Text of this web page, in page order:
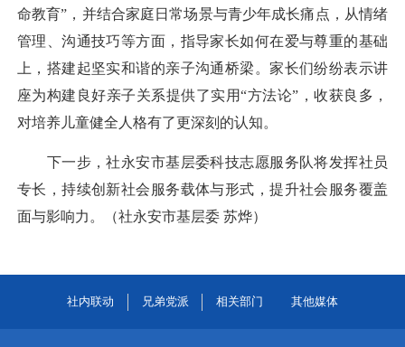
命教育”，并结合家庭日常场景与青少年成长痛点，从情绪
管理、沟通技巧等方面，指导家长如何在爱与尊重的基础
上，搭建起坚实和谐的亲子沟通桥梁。家长们纷纷表示讲
座为构建良好亲子关系提供了实用“方法论”，收获良多，
对培养儿童健全人格有了更深刻的认知。
下一步，社永安市基层委科技志愿服务队将发挥社员
专长，持续创新社会服务载体与形式，提升社会服务覆盖
面与影响力。（社永安市基层委 苏烨）
社内联动 兄弟党派 相关部门 其他媒体